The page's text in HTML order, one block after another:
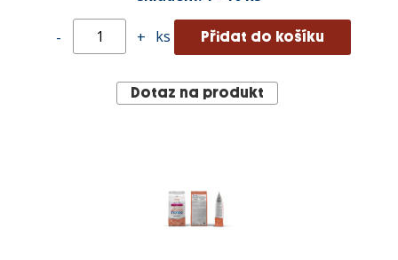
- + ks
Dotaz na produkt